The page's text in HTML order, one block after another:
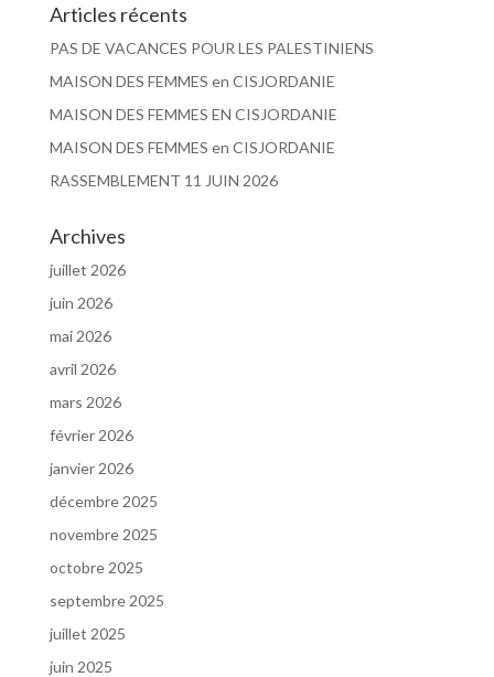
Articles récents
PAS DE VACANCES POUR LES PALESTINIENS
MAISON DES FEMMES en CISJORDANIE
MAISON DES FEMMES EN CISJORDANIE
MAISON DES FEMMES en CISJORDANIE
RASSEMBLEMENT 11 JUIN 2026
Archives
juillet 2026
juin 2026
mai 2026
avril 2026
mars 2026
février 2026
janvier 2026
décembre 2025
novembre 2025
octobre 2025
septembre 2025
juillet 2025
juin 2025